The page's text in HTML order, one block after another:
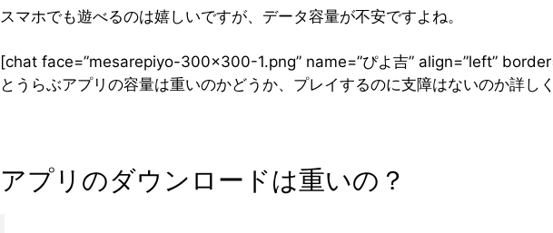
スマホでも遊べるのは嬉しいですが、データ容量が不安ですよね。
[chat face=”mesarepiyo-300×300-1.png” name=”ぴよ吉” align=”left”
とうらぶアプリの容量は重いのかどうか、プレイするのに支障はないのか詳し
アプリのダウンロードは重いの？